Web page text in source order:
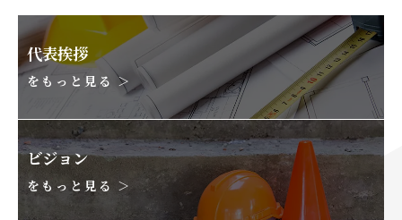
代表挨拶
をもっと見る ＞
ビジョン
をもっと見る ＞